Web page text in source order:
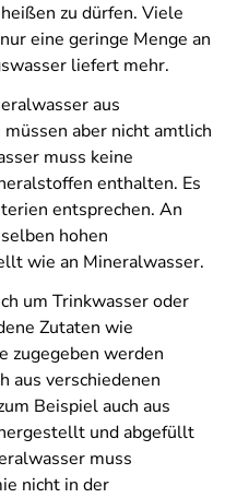
zu dürfen. Viele
eine geringe Menge an
liefert mehr.
aus
aber nicht amtlich
muss keine
enthalten. Es
entsprechen. An
hohen
wie an Mineralwasser.
um Trinkwasser oder
Zutaten wie
zugegeben werden
aus verschiedenen
Beispiel auch aus
und abgefüllt
muss
nicht in der